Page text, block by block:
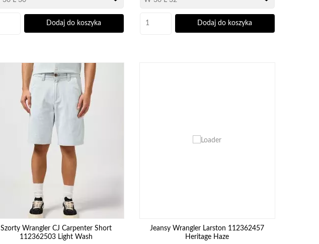
Dodaj do koszyka Dodaj do koszyka
Szorty Wrangler CJ Carpenter Short
112362503 Light Wash
Jeansy Wrangler Larston 112362457
Heritage Haze